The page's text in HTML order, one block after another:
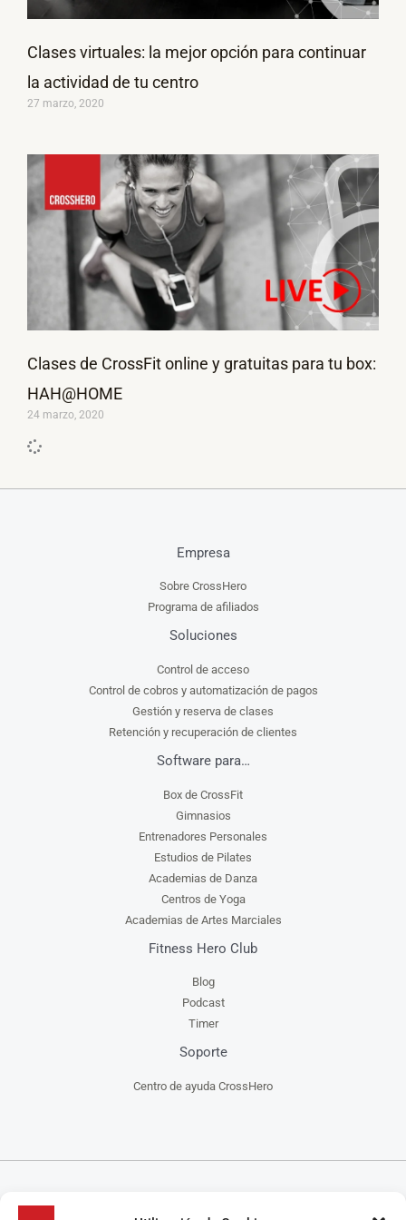
Clases virtuales: la mejor opción para continuar
la actividad de tu centro
27 marzo, 2020
Clases de CrossFit online y gratuitas para tu box:
HAH@HOME
24 marzo, 2020
Empresa
Sobre CrossHero
Programa de afiliados
Soluciones
Control de acceso
Control de cobros y automatización de pagos
Gestión y reserva de clases
Retención y recuperación de clientes
Software para…
Box de CrossFit
Gimnasios
Entrenadores Personales
Estudios de Pilates
Academias de Danza
Centros de Yoga
Academias de Artes Marciales
Fitness Hero Club
Blog
Podcast
Timer
Soporte
Centro de ayuda CrossHero
CrossHero es un software y app todo en uno, para la gestión de gimnasios, centros de